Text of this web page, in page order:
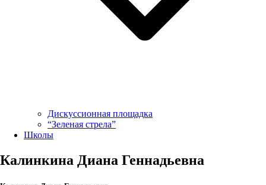
Дискуссионная площадка
“Зеленая стрела”
Школы
Калинкина Диана Геннадьевна